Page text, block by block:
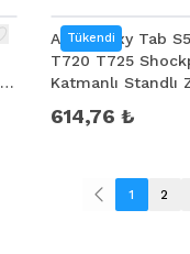
Tükendi
Ally Galaxy Tab
T720 T725
Katmanlı Standlı
614,76 ₺
1 2